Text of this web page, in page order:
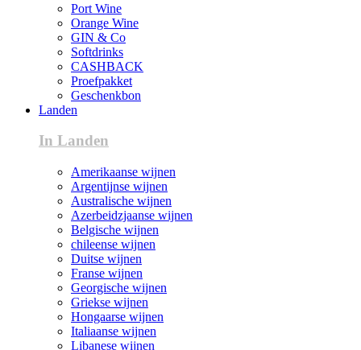
Port Wine
Orange Wine
GIN & Co
Softdrinks
CASHBACK
Proefpakket
Geschenkbon
Landen
In Landen
Amerikaanse wijnen
Argentijnse wijnen
Australische wijnen
Azerbeidzjaanse wijnen
Belgische wijnen
chileense wijnen
Duitse wijnen
Franse wijnen
Georgische wijnen
Griekse wijnen
Hongaarse wijnen
Italiaanse wijnen
Libanese wijnen